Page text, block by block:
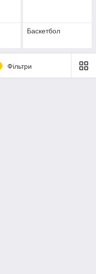
Баскетбол
Фільтри